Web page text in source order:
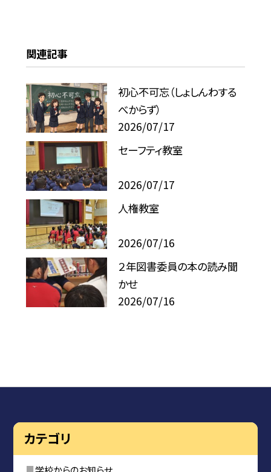
関連記事
初心不可忘（しょしんわする
べからず）
2026/07/17
セーフティ教室
2026/07/17
人権教室
2026/07/16
２年図書委員の本の読み聞
かせ
2026/07/16
カテゴリ